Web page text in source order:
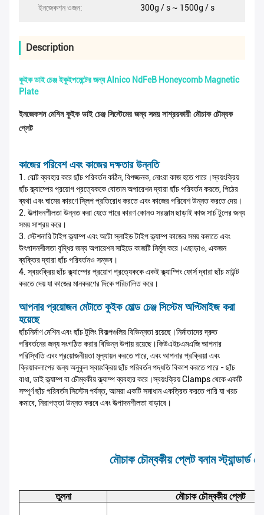
ইনজেকশন ওজন: 300g / s ~ 1500g / s
Description
কুইক ডাই চেঞ্জ ইকুইপমেন্টের জন্য Alnico NdFeB Honeycomb Magnetic
Plate
ইনজেকশন মেশিন কুইক ডাই চেঞ্জ সিস্টেমের জন্য সময় সাশ্রয়কারী মৌচাক চৌম্বক
প্লেট
কাজের পরিবেশ এবং কাজের দক্ষতার উন্নতি
1. বোল্ট ব্যবহার করে ছাঁচ পরিবর্তন কঠিন, বিপজ্জনক, নোংরা কাজ হতে পারে।স্বয়ংক্রিয়
ছাঁচ ক্ল্যাম্পের প্রয়োগ প্রত্যেককে বোতাম অপারেশন দ্বারা ছাঁচ পরিবর্তন করতে, পিঠের
ব্যথা এবং ঘামের কারণে স্লিপ প্রতিরোধ করতে এবং কাজের পরিবেশ উন্নত করতে দেয়।
2. উত্পাদনশীলতা উন্নত করা যেতে পারে কারণ কোনও সরঞ্জাম ছাড়াই কাজ সার্চ টুলের জন্য
সময় সাশ্রয় করে।
3. স্টেশনারি টাইপ ক্ল্যাম্প এবং অটো স্লাইড টাইপ ক্ল্যাম্প কাজের সময় কমাতে এবং
উৎপাদনশীলতা বৃদ্ধির জন্য অপারেশন সাইডে কাজটি নির্মূল করে।এছাড়াও, একজন
ব্যক্তির দ্বারা ছাঁচ পরিবর্তনও সম্ভব।
4. স্বয়ংক্রিয় ছাঁচ ক্ল্যাম্পের প্রয়োগ প্রত্যেককে একই ক্ল্যাম্পিং ফোর্স দ্বারা ছাঁচ মাউন্ট
করতে দেয় যা কাজের মানকরণের দিকে পরিচালিত করে।
আপনার প্রয়োজন মেটাতে কুইক মোল্ড চেঞ্জ সিস্টেম অপ্টিমাইজ করা
হয়েছে
ছাঁচনির্মাণ মেশিন এবং ছাঁচ টুলিং বিকল্পগুলির বিভিন্নতা রয়েছে।নির্মাতাদের দ্রুত
পরিবর্তনের জন্য সংগঠিত করার বিভিন্ন উপায় রয়েছে।কিউএইচএমএজি আপনার
পরিস্থিতি এবং প্রয়োজনীয়তা মূল্যায়ন করতে পারে, এবং আপনার প্রক্রিয়া এবং
ক্রিয়াকলাপের জন্য অনুকূল স্বয়ংক্রিয় ছাঁচ পরিবর্তন পদ্ধতি বিকাশ করতে পারে - ছাঁচ
বাধা, ডাই ক্ল্যাম্প বা চৌম্বকীয় ক্ল্যাম্প ব্যবহার করে।স্বয়ংক্রিয় Clamps থেকে একটি
সম্পূর্ণ ছাঁচ পরিবর্তন সিস্টেম পর্যন্ত, আমরা একটি সমাধান একত্রিত করতে পারি যা খরচ
কমাবে, নিরাপত্তা উন্নত করবে এবং উত্পাদনশীলতা বাড়াবে।
মৌচাক চৌম্বকীয় প্লেট বনাম স্ট্যান্ডার্ড
তুলনা মৌচাক চৌম্বকীয় প্লেট